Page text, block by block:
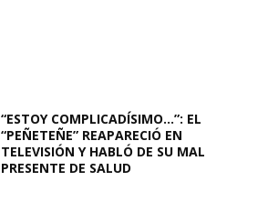
“ESTOY COMPLICADÍSIMO…”: EL
“PEÑETEÑE” REAPARECIÓ EN
TELEVISIÓN Y HABLÓ DE SU MAL
PRESENTE DE SALUD